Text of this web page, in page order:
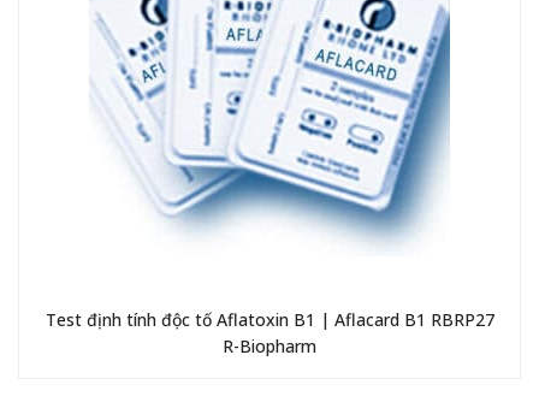
Test định tính độc tố Aflatoxin B1 | Aflacard B1 RBRP27
R-Biopharm